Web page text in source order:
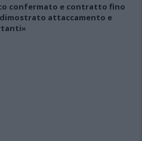
confermato e contratto fino
dimostrato attaccamento e